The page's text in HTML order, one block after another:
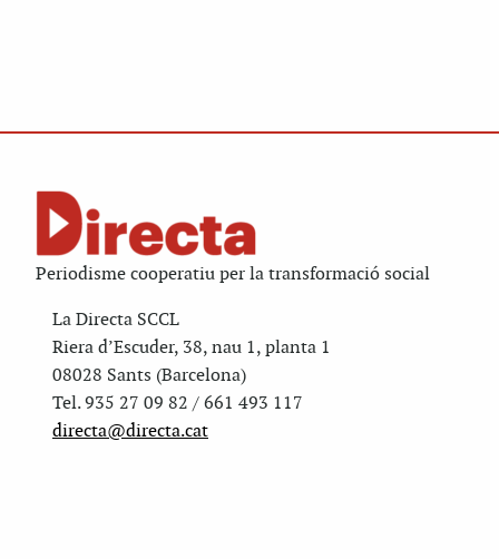
Periodisme cooperatiu per la transformació social
La Directa SCCL
Riera d’Escuder, 38, nau 1, planta 1
08028 Sants (Barcelona)
Tel. 935 27 09 82 / 661 493 117
directa@directa.cat